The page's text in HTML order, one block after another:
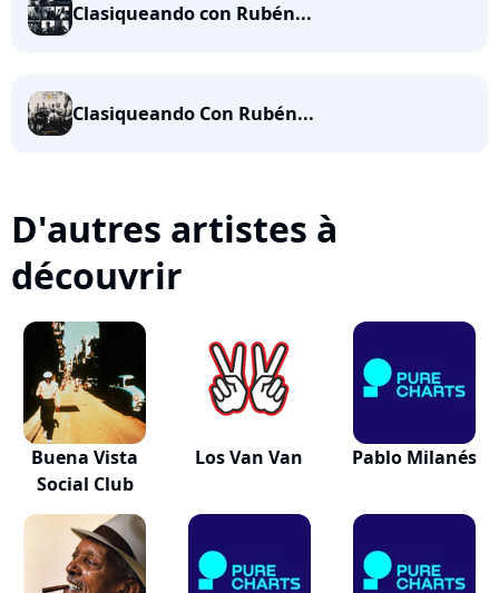
Clasiqueando con Rubén...
Clasiqueando Con Rubén...
D'autres artistes à
découvrir
Buena Vista
Social Club
Los Van Van Pablo Milanés